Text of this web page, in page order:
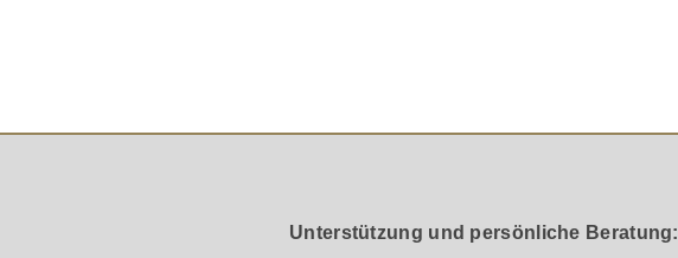
Unterstützung und persönliche Beratung: